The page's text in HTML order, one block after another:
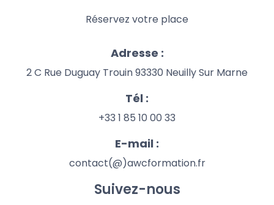
Réservez votre place
Adresse :
2 C Rue Duguay Trouin 93330 Neuilly Sur Marne
Tél :
+33 1 85 10 00 33
E-mail :
contact(@)awcformation.fr
Suivez-nous